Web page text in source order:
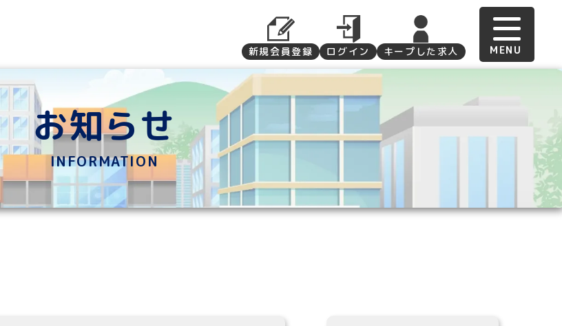
新規会員登録 ログイン キープした求人
お知らせ
INFORMATION